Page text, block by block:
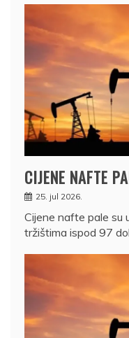
CIJENE NAFTE
25. jul 2026.
Cijene nafte pale su
tržištima ispod 97